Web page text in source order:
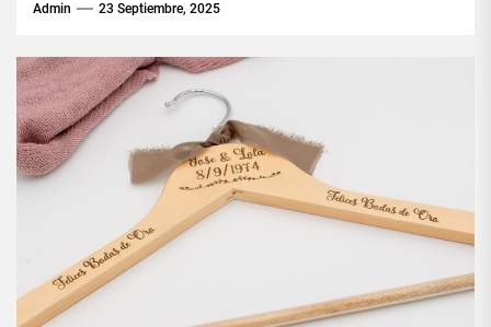
Admin 23 Septiembre, 2025